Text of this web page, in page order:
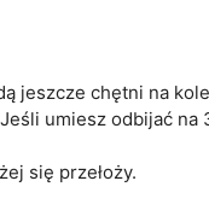
jeszcze chętni na
umiesz odbijać na
się przełoży.